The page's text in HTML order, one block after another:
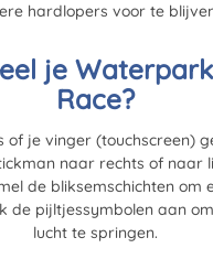
hardlopers voor te
je
Race?
of je vinger (touchscreen)
naar rechts of naar
de bliksemschichten
de pijltjessymbolen aan
lucht te springen.